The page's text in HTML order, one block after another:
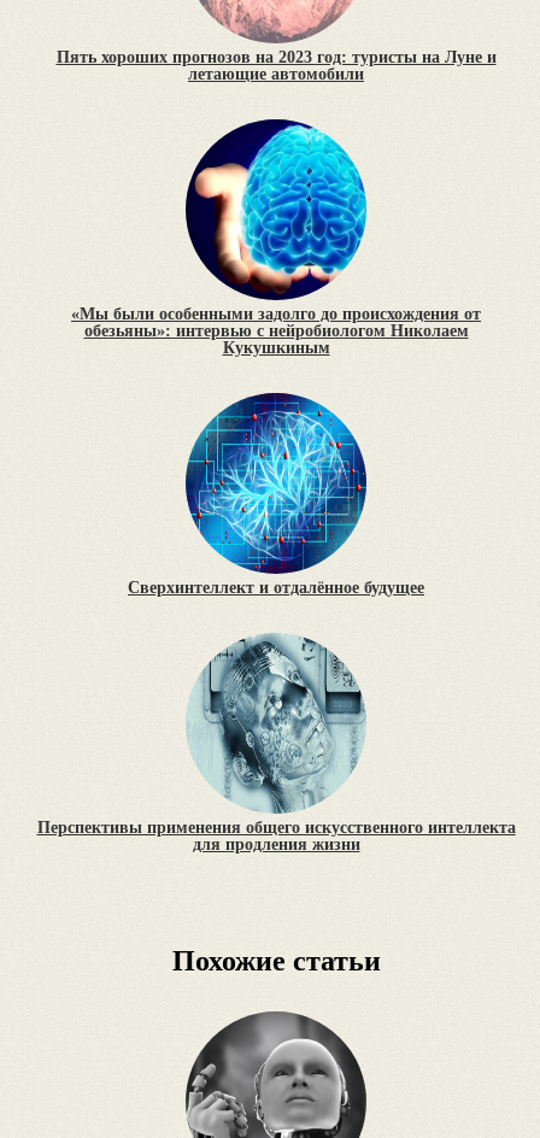
Пять хороших прогнозов на 2023 год: туристы на Луне и
летающие автомобили
«Мы были особенными задолго до происхождения от
обезьяны»: интервью с нейробиологом Николаем
Кукушкиным
Сверхинтеллект и отдалённое будущее
Перспективы применения общего искусственного интеллекта
для продления жизни
Похожие статьи